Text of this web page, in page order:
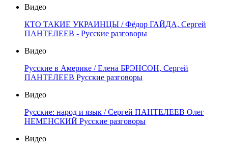
Видео
КТО ТАКИЕ УКРАИНЦЫ / Фёдор ГАЙДА, Сергей
ПАНТЕЛЕЕВ - Русские разговоры
Видео
Русские в Америке / Елена БРЭНСОН, Сергей
ПАНТЕЛЕЕВ Русские разговоры
Видео
Русские: народ и язык / Сергей ПАНТЕЛЕЕВ Олег
НЕМЕНСКИЙ Русские разговоры
Видео